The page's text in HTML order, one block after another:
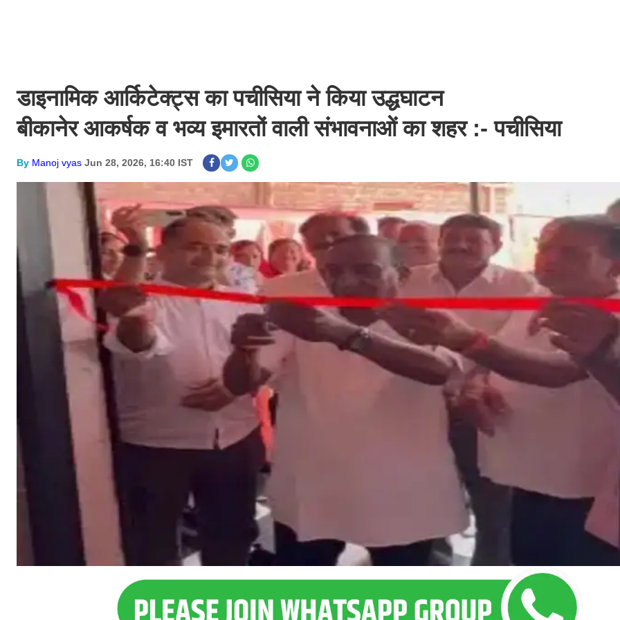
डाइनामिक आर्किटेक्ट्स का पचीसिया ने किया उद्धघाटन
बीकानेर आकर्षक व भव्य इमारतों वाली संभावनाओं का शहर :- पचीसिया
By Manoj vyas Jun 28, 2026, 16:40 IST